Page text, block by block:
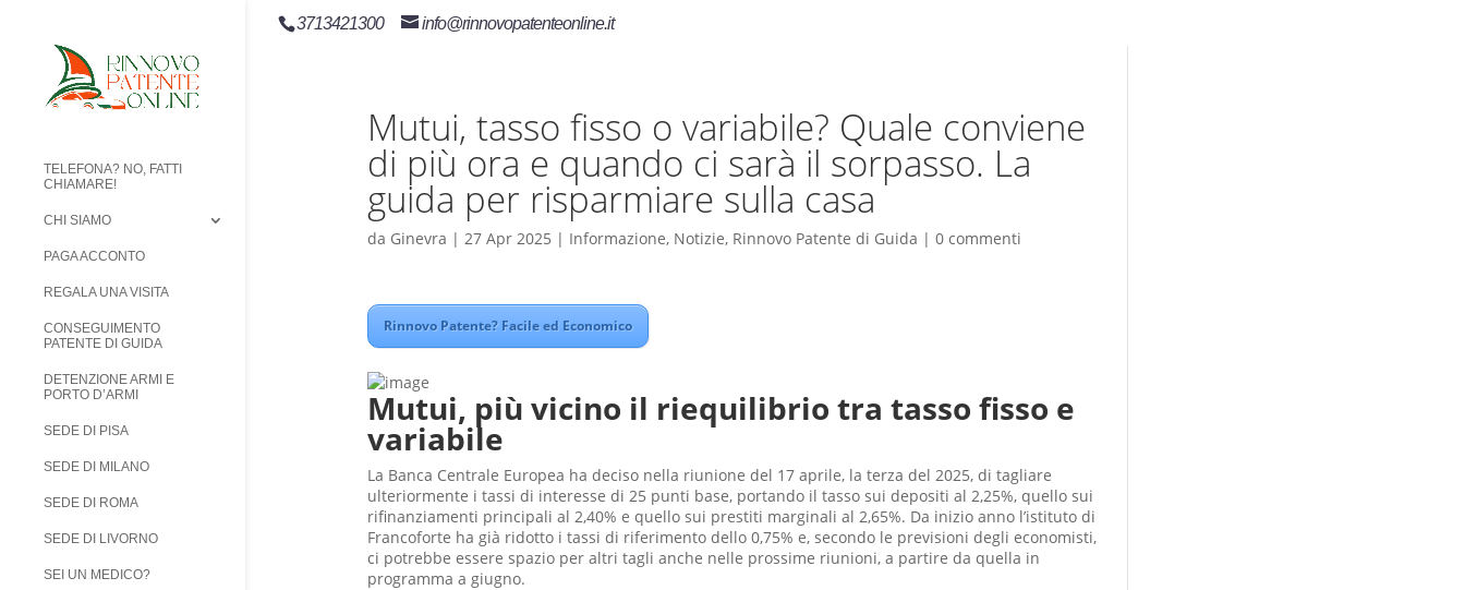
3713421300 info@rinnovopatenteonline.it
TELEFONA? NO, FATTI
CHIAMARE!
CHI SIAMO
PAGA ACCONTO
REGALA UNA VISITA
CONSEGUIMENTO
PATENTE DI GUIDA
DETENZIONE ARMI E
PORTO D’ARMI
SEDE DI PISA
SEDE DI MILANO
SEDE DI ROMA
SEDE DI LIVORNO
SEI UN MEDICO?
Mutui, tasso fisso o variabile? Quale conviene
di più ora e quando ci sarà il sorpasso. La
guida per risparmiare sulla casa
da Ginevra | 27 Apr 2025 | Informazione, Notizie, Rinnovo Patente di Guida | 0 commenti
Rinnovo Patente? Facile ed Economico
Mutui, più vicino il riequilibrio tra tasso fisso e
variabile
La Banca Centrale Europea ha deciso nella riunione del 17 aprile, la terza del 2025, di tagliare
ulteriormente i tassi di interesse di 25 punti base, portando il tasso sui depositi al 2,25%, quello sui
rifinanziamenti principali al 2,40% e quello sui prestiti marginali al 2,65%. Da inizio anno l’istituto di
Francoforte ha già ridotto i tassi di riferimento dello 0,75% e, secondo le previsioni degli economisti,
ci potrebbe essere spazio per altri tagli anche nelle prossime riunioni, a partire da quella in
programma a giugno.